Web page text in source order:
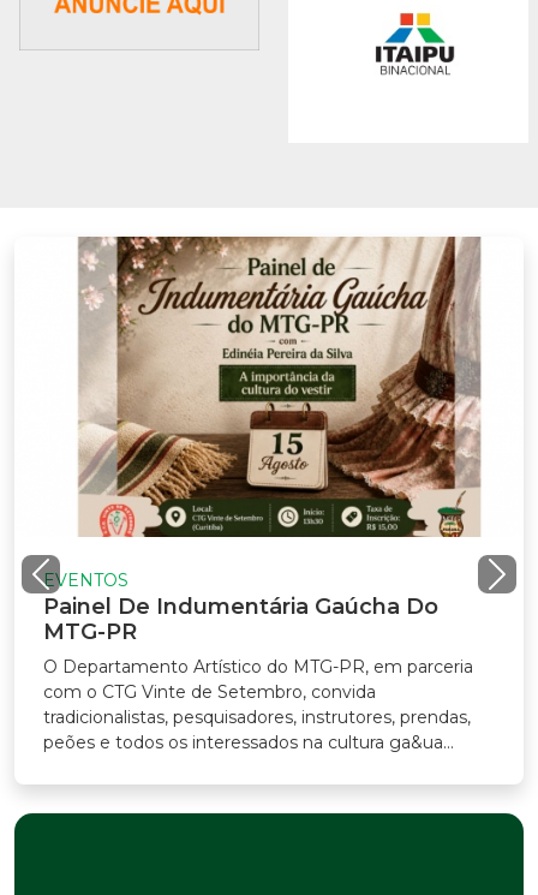
EVENTOS
Painel De Indumentária Gaúcha Do
MTG-PR
O Departamento Artístico do MTG-PR, em parceria
com o CTG Vinte de Setembro, convida
tradicionalistas, pesquisadores, instrutores, prendas,
peões e todos os interessados na cultura ga&ua...